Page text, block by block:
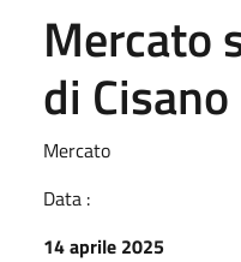
Mercato
di Cisano
Mercato
Data :
14 aprile 2025